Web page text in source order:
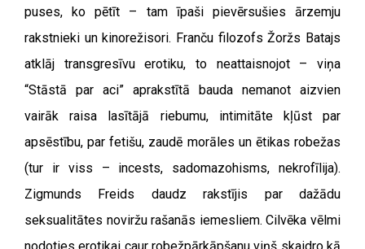
puses, ko pētīt – tam īpaši pievērsušies ārzemju
rakstnieki un kinorežisori. Franču filozofs Žoržs Batajs
atklāj transgresīvu erotiku, to neattaisnojot – viņa
“Stāstā par aci” aprakstītā bauda nemanot aizvien
vairāk raisa lasītājā riebumu, intimitāte kļūst par
apsēstību, par fetišu, zaudē morāles un ētikas robežas
(tur ir viss – incests, sadomazohisms, nekrofīlija).
Zigmunds Freids daudz rakstījis par dažādu
seksualitātes noviržu rašanās iemesliem. Cilvēka vēlmi